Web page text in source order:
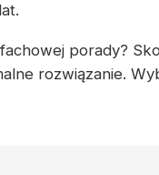
porady?
rozwiązanie.